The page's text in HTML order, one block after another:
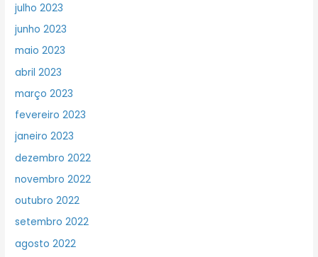
julho 2023
junho 2023
maio 2023
abril 2023
março 2023
fevereiro 2023
janeiro 2023
dezembro 2022
novembro 2022
outubro 2022
setembro 2022
agosto 2022